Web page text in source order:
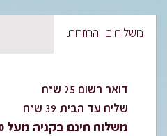
משלוחים והחזרות
דואר רשום 25 ש"ח
שליח עד הבית 39 ש"ח
משלוח חינם בקניה מעל 450 ש"ח